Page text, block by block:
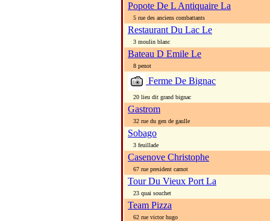
Popote De L Antiquaire La
5 rue des anciens combattants
Restaurant Du Lac Le
3 moulin blanc
Bateau D Emile Le
8 penot
Ferme De Bignac
20 lieu dit grand bignac
Gastrom
32 rue du gen de gaulle
Sobago
3 feuillade
Casenove Christophe
67 rue president carnot
Tour Du Vieux Port La
23 quai souchet
Team Pizza
62 rue victor hugo